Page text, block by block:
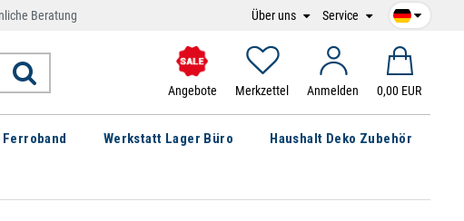
Beratung Über uns Service
Angebote Merkzettel Anmelden 0,00 EUR
Werkstatt Lager Büro Haushalt Deko Zubehör